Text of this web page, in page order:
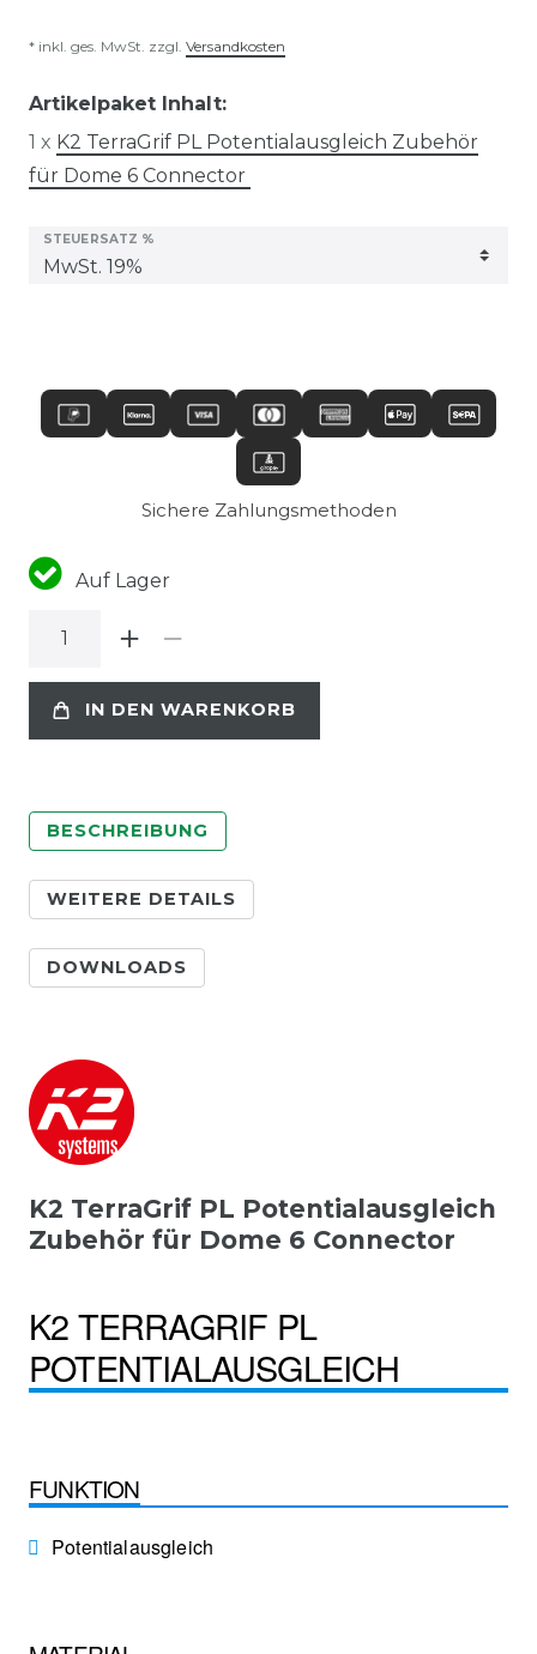
* inkl. ges. MwSt. zzgl. Versandkosten
Artikelpaket Inhalt:
1 x K2 TerraGrif PL Potentialausgleich Zubehör
für Dome 6 Connector
STEUERSATZ %
Sichere Zahlungsmethoden
Auf Lager
IN DEN WARENKORB
BESCHREIBUNG
WEITERE DETAILS
DOWNLOADS
K2 TerraGrif PL Potentialausgleich
Zubehör für Dome 6 Connector
K2 TERRAGRIF PL
POTENTIALAUSGLEICH
FUNKTION
Potentialausgleich